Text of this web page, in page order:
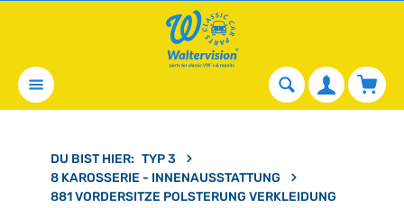
DU BIST HIER: TYP 3
8 KAROSSERIE - INNENAUSSTATTUNG
881 VORDERSITZE POLSTERUNG VERKLEIDUNG